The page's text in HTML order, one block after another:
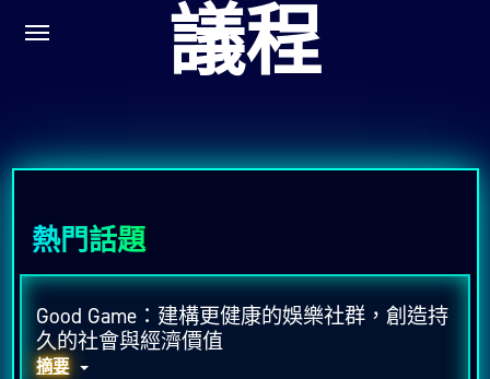
議程
熱門話題
Good Game：建構更健康的娛樂社群，創造持
久的社會與經濟價值
摘要